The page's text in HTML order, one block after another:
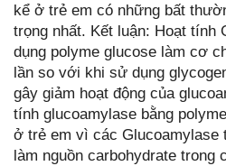
kể ở trẻ em có những bất
trọng nhất. Kết luận: Hoạt tính
dụng polyme glucose làm cơ
lần so với khi sử dụng
gây giảm hoạt động của
tính glucoamylase bằng
ở trẻ em vì các
làm nguồn carbohydrate trong